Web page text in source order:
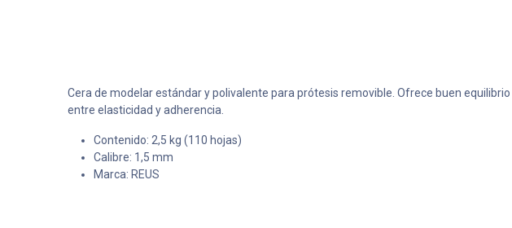
Cera de modelar estándar y polivalente para prótesis removible. Ofrece buen equilibrio
entre elasticidad y adherencia.
Contenido: 2,5 kg (110 hojas)
Calibre: 1,5 mm
Marca: REUS